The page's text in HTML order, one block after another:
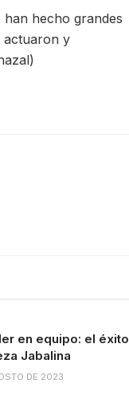
han hecho grandes
actuaron y
en equipo: el éxito
Jabalina
DE 2023